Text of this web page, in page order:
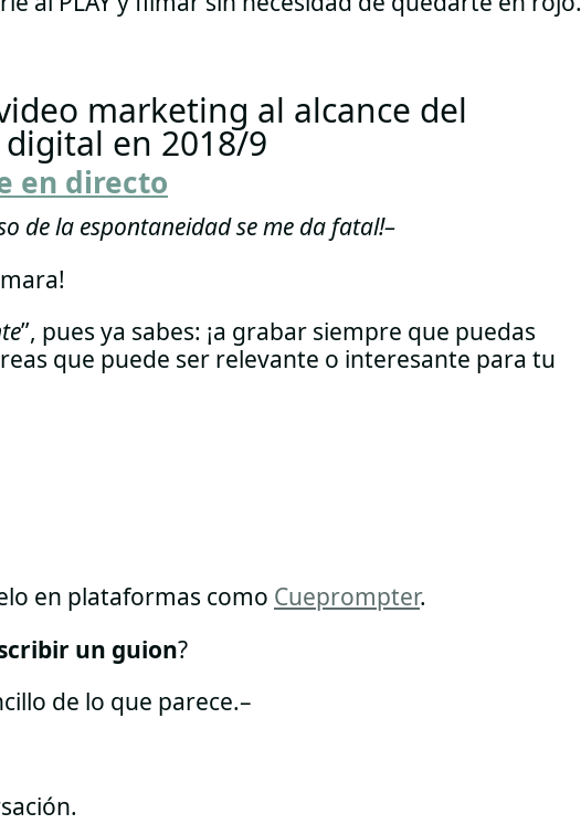
marketing al alcance del
en 2018/9
en directo
de la espontaneidad se me da fatal!–
”, pues ya sabes: ¡a grabar siempre que puedas
que puede ser relevante o interesante para tu
en plataformas como Cueprompter.
un guion?
de lo que parece.–